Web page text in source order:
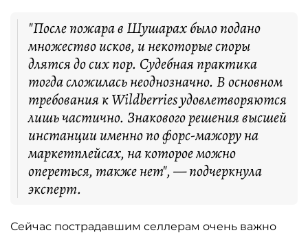
"После пожара в Шушарах было подано
множество исков, и некоторые споры
длятся до сих пор. Судебная практика
тогда сложилась неоднозначно. В основном
требования к Wildberries удовлетворяются
лишь частично. Знакового решения высшей
инстанции именно по форс-мажору на
маркетплейсах, на которое можно
опереться, также нет", — подчеркнула
эксперт.
Сейчас пострадавшим селлерам очень важно